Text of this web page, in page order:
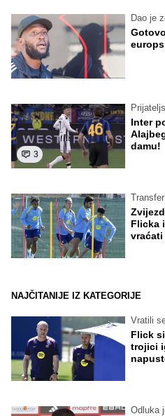
Dao je
3
Inter
damu!
Flicka
NAJČITANIJE IZ KATEGORIJE
Vratili
Flick
trojici
Odluka